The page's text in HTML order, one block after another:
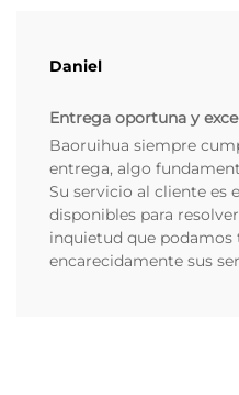
Daniel
Entrega oportuna y
Baoruihua siempre
entrega, algo
Su servicio al cliente es
disponibles para
inquietud que podamos
encarecidamente sus